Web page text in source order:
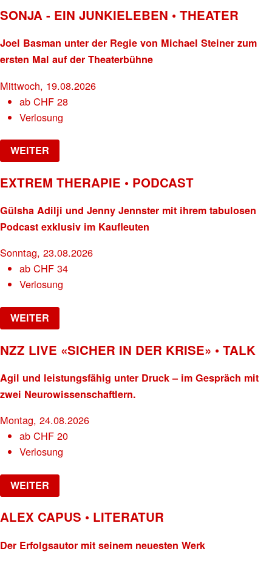
SONJA - EIN JUNKIELEBEN • THEATER
Joel Basman unter der Regie von Michael Steiner zum
ersten Mal auf der Theaterbühne
Mittwoch, 19.08.2026
abCHF 28
Verlosung
WEITER
EXTREM THERAPIE • PODCAST
Gülsha Adilji und Jenny Jennster mit ihrem tabulosen
Podcast exklusiv im Kaufleuten
Sonntag, 23.08.2026
abCHF 34
Verlosung
WEITER
NZZ LIVE «SICHER IN DER KRISE» • TALK
Agil und leistungsfähig unter Druck – im Gespräch mit
zwei Neurowissenschaftlern.
Montag, 24.08.2026
abCHF 20
Verlosung
WEITER
ALEX CAPUS • LITERATUR
Der Erfolgsautor mit seinem neuesten Werk